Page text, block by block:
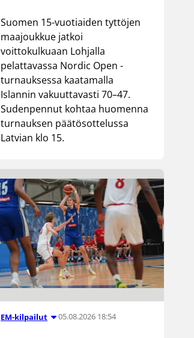
Suomen 15-vuotiaiden tyttöjen
maajoukkue jatkoi
voittokulkuaan Lohjalla
pelattavassa Nordic Open -
turnauksessa kaatamalla
Islannin vakuuttavasti 70–47.
Sudenpennut kohtaa huomenna
turnauksen päätösottelussa
Latvian klo 15.
EM-kilpailut 05.08.2026 18:54